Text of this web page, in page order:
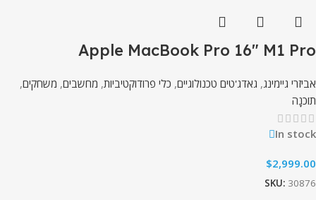
Apple MacBook Pro 16″ M1 Pro
אביזרי גיימינג, גאדג'טים טכנולוגיים, כלי פרודוקטיביות, מחשבים, משחקים,
תוֹכנָה
In stock
$2,999.00
SKU: 30876